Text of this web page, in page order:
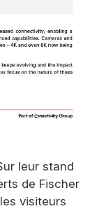
leur stand
de Fischer
visiteurs